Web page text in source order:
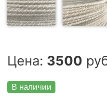
Цена: 3500
В наличии